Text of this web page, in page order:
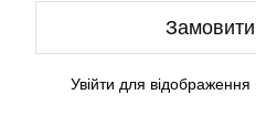
Увійти для відображення